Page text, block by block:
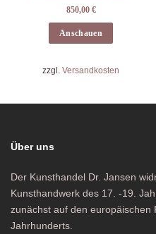
850,00 €
Anschauen
zzgl. Versandkosten
Über uns
Der Kunsthandel Dr. Jansen
Kunsthandwerk des 17. -19.
zunächst auf den europäischen
Jahrhunderts.